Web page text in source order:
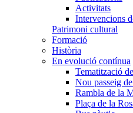
Activitats
Intervencions
Patrimoni cultural
Formació
Història
En evolució contínua
Tematització
Nou passeig
Rambla de la
Plaça de la